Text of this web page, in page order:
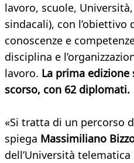
lavoro, scuole,
sindacali), con l’obiettivo
conoscenze e
disciplina e
lavoro. La prima
scorso, con 62 diplomati.
«Si tratta di un percorso
spiega Massimiliano
dell’Università